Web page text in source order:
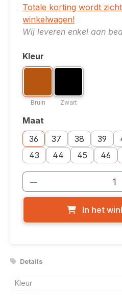
Totale korting wordt
winkelwagen!
Wij leveren enkel aan
Selecteer
Kleur
Kleuroptie: Bruin
Bruin
Kleuroptie: Zwart
Zwart
Selecteer
Maat
36
Maatoptie: 36
37
Maatoptie: 37
38
Maatoptie: 38
39
43
Maatoptie: 43
44
Maatoptie: 44
45
Maatoptie: 45
46
In het
Details
Kleur